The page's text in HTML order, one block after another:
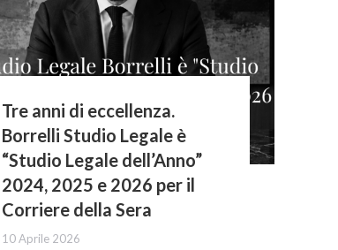
Tre anni di eccellenza.
Borrelli Studio Legale è
“Studio Legale dell’Anno”
2024, 2025 e 2026 per il
Corriere della Sera
10 Aprile 2026